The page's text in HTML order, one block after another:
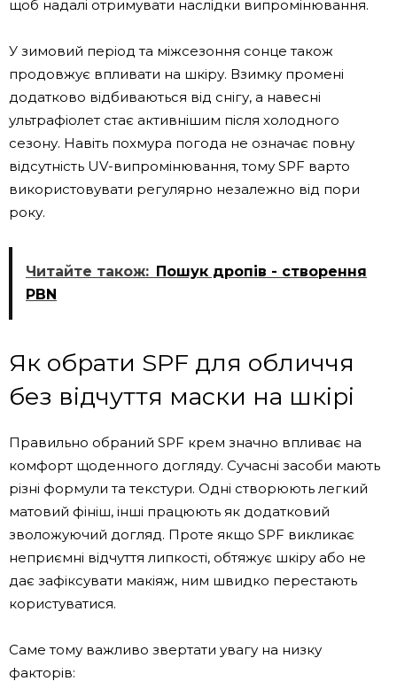
щоб надалі отримувати наслідки випромінювання.
У зимовий період та міжсезоння сонце також
продовжує впливати на шкіру. Взимку промені
додатково відбиваються від снігу, а навесні
ультрафіолет стає активнішим після холодного
сезону. Навіть похмура погода не означає повну
відсутність UV-випромінювання, тому SPF варто
використовувати регулярно незалежно від пори
року.
Читайте також: Пошук дропів - створення
PBN
Як обрати SPF для обличчя
без відчуття маски на шкірі
Правильно обраний SPF крем значно впливає на
комфорт щоденного догляду. Сучасні засоби мають
різні формули та текстури. Одні створюють легкий
матовий фініш, інші працюють як додатковий
зволожуючий догляд. Проте якщо SPF викликає
неприємні відчуття липкості, обтяжує шкіру або не
дає зафіксувати макіяж, ним швидко перестають
користуватися.
Саме тому важливо звертати увагу на низку
факторів: